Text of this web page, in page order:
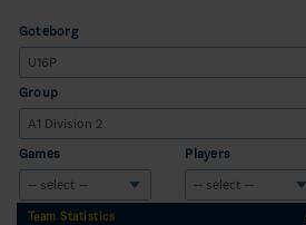
Göteborg
Group
Games Players
Team Statistics